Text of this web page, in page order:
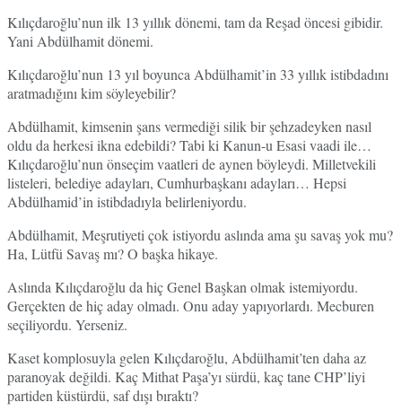
Kılıçdaroğlu’nun ilk 13 yıllık dönemi, tam da Reşad öncesi gibidir.
Yani Abdülhamit dönemi.
Kılıçdaroğlu’nun 13 yıl boyunca Abdülhamit’in 33 yıllık istibdadını
aratmadığını kim söyleyebilir?
Abdülhamit, kimsenin şans vermediği silik bir şehzadeyken nasıl
oldu da herkesi ikna edebildi? Tabi ki Kanun-u Esasi vaadi ile…
Kılıçdaroğlu’nun önseçim vaatleri de aynen böyleydi. Milletvekili
listeleri, belediye adayları, Cumhurbaşkanı adayları… Hepsi
Abdülhamid’in istibdadıyla belirleniyordu.
Abdülhamit, Meşrutiyeti çok istiyordu aslında ama şu savaş yok mu?
Ha, Lütfü Savaş mı? O başka hikaye.
Aslında Kılıçdaroğlu da hiç Genel Başkan olmak istemiyordu.
Gerçekten de hiç aday olmadı. Onu aday yapıyorlardı. Mecburen
seçiliyordu. Yerseniz.
Kaset komplosuyla gelen Kılıçdaroğlu, Abdülhamit’ten daha az
paranoyak değildi. Kaç Mithat Paşa’yı sürdü, kaç tane CHP’liyi
partiden küstürdü, saf dışı bıraktı?